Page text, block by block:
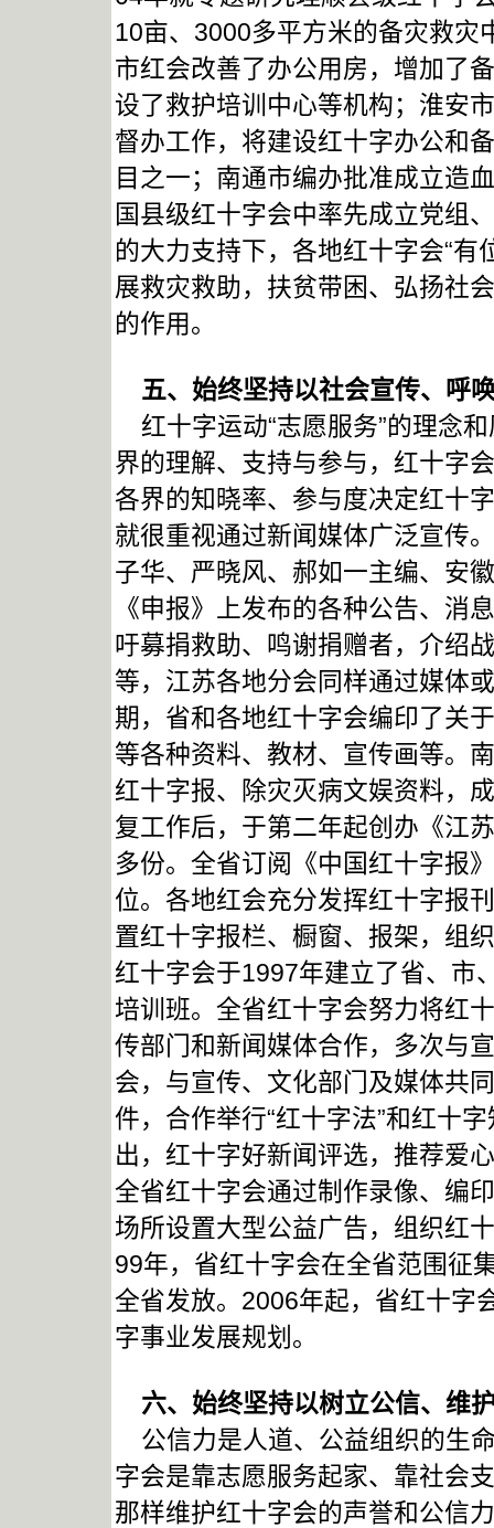
10亩、3000多平方米的备灾救灾
市红会改善了办公用房，增加了
设了救护培训中心等机构；淮安
督办工作，将建设红十字办公和
目之一；南通市编办批准成立造
国县级红十字会中率先成立党组
的大力支持下，各地红十字会“
展救灾救助，扶贫带困、弘扬社
的作用。
五、始终坚持以社会宣传、呼
红十字运动“志愿服务”的理念
界的理解、支持与参与，红十字
各界的知晓率、参与度决定红十
就很重视通过新闻媒体广泛宣传
子华、严晓风、郝如一主编、安
《申报》上发布的各种公告、消
吁募捐救助、鸣谢捐赠者，介绍
等，江苏各地分会同样通过媒体
期，省和各地红十字会编印了关
等各种资料、教材、宣传画等。
红十字报、除灾灭病文娱资料，
复工作后，于第二年起创办《江
多份。全省订阅《中国红十字报
位。各地红会充分发挥红十字报
置红十字报栏、橱窗、报架，组
红十字会于1997年建立了省、市
培训班。全省红十字会努力将红
传部门和新闻媒体合作，多次与
会，与宣传、文化部门及媒体共
件，合作举行“红十字法”和红十
出，红十字好新闻评选，推荐爱
全省红十字会通过制作录像、编
场所设置大型公益广告，组织红
99年，省红十字会在全省范围征
全省发放。2006年起，省红十字
字事业发展规划。
六、始终坚持以树立公信、维
公信力是人道、公益组织的生
字会是靠志愿服务起家、靠社会
那样维护红十字会的声誉和公信